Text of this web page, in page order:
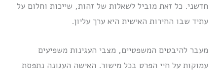
חדשני. כל זאת מוביל לשאלות של זהות, שייכות וחלום על
עתיד שבו החירות האישית היא ערך עליון.
מעבר להיבטים המשפטיים, מצבי העגינות משפיעים
עמוקות על חיי הפרט בכל מישור. האישה העגונה נתפסת